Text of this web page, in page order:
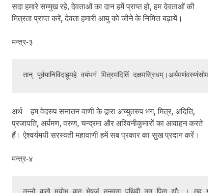
सदा हमारे सम्मुख रहे, देवताओं का दान हमें प्राप्त हो, हम देवताओं की
मित्रता प्राप्त करें, देवता हमारी आयु को जीने के निमित्त बढ़ायें।
मन्त्र-३
अर्थ – हम वेदरुप सनातन वाणी के द्वारा अच्युतरुप भग, मित्र, अदिति,
प्रजापति, अर्यमण, वरुण, चन्द्रमा और अश्विनीकुमारों का आवाहन करते
हैं। ऐश्वर्यमयी सरस्वती महावाणी हमें सब प्रकार का सुख प्रदान करें।
मन्त्र-४